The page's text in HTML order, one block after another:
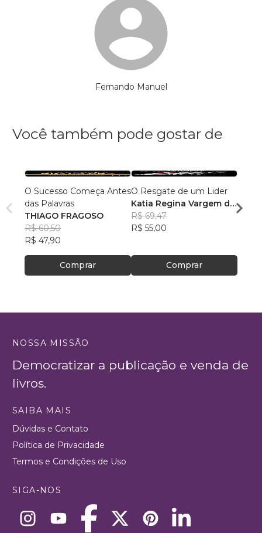
Fernando Manuel
Você também pode gostar de
O Sucesso Começa Antes
das Palavras
THIAGO FRAGOSO
R$ 60,50
R$ 47,90
Comprar
O Resgate de um Lider
Katia Regina Vargem de
Oliveira
R$ 69,47
R$ 55,00
Comprar
R$
NOSSA MISSÃO
Democratizar a publicação e venda de
livros.
SAIBA MAIS
Dúvidas e Contato
Política de Privacidade
Termos e Condições de Uso
SIGA-NOS